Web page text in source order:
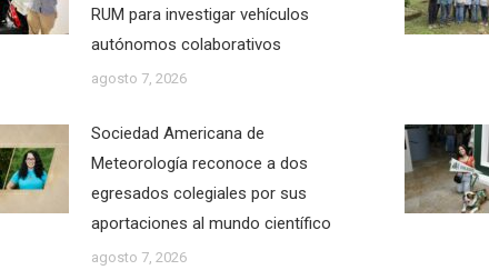
RUM para investigar vehículos
autónomos colaborativos
agosto 7, 2026
Sociedad Americana de
Meteorología reconoce a dos
egresados colegiales por sus
aportaciones al mundo científico
agosto 7, 2026